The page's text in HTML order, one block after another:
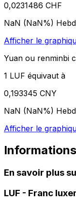
0,0231486 CHF
NaN (NaN%)
Afficher le
Yuan ou renminbi
1 LUF équivaut à
0,193345 CNY
NaN (NaN%)
Afficher le
En savoir plus
LUF - Franc